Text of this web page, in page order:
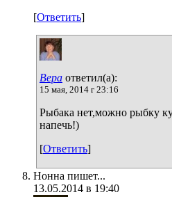
[Ответить]
Вера ответил(а):
15 мая, 2014 г 23:16
Рыбака нет,можно рыбку
напечь!)
[Ответить]
Нонна пишет...
13.05.2014 в 19:40